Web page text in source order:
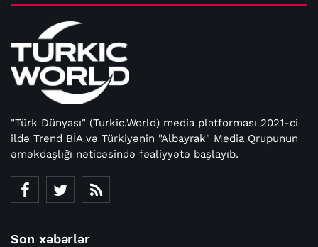
"Türk Dünyası" (Turkic.World) media platforması 2021-ci
ildə Trend BİA və Türkiyənin "Albayrak" Media Qrupunun
əməkdaşlığı nəticəsində fəaliyyətə başlayıb.
Son xəbərlər